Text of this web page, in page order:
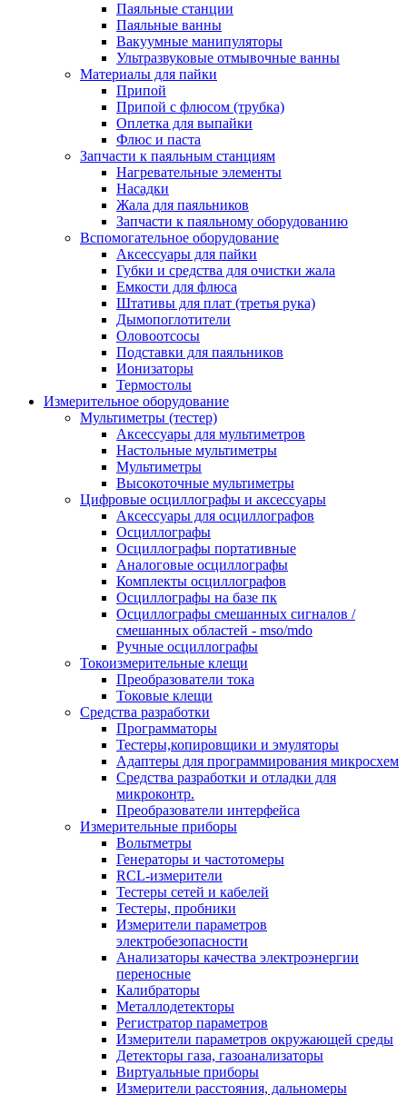
Паяльные станции
Паяльные ванны
Вакуумные манипуляторы
Ультразвуковые отмывочные ванны
Материалы для пайки
Припой
Припой с флюсом (трубка)
Оплетка для выпайки
Флюс и паста
Запчасти к паяльным станциям
Нагревательные элементы
Насадки
Жала для паяльников
Запчасти к паяльному оборудованию
Вспомогательное оборудование
Аксессуары для пайки
Губки и средства для очистки жала
Емкости для флюса
Штативы для плат (третья рука)
Дымопоглотители
Оловоотсосы
Подставки для паяльников
Ионизаторы
Термостолы
Измерительное оборудование
Мультиметры (тестер)
Аксессуары для мультиметров
Настольные мультиметры
Мультиметры
Высокоточные мультиметры
Цифровые осциллографы и аксессуары
Аксессуары для осциллографов
Осциллографы
Осциллографы портативные
Аналоговые осциллографы
Комплекты осциллографов
Осциллографы на базе пк
Осциллографы смешанных сигналов /
смешанных областей - mso/mdo
Ручные осциллографы
Токоизмерительные клещи
Преобразователи тока
Токовые клещи
Средства разработки
Программаторы
Тестеры,копировщики и эмуляторы
Адаптеры для программирования микросхем
Cредства разработки и отладки для
микроконтр.
Преобразователи интерфейса
Измерительные приборы
Вольтметры
Генераторы и частотомеры
RCL-измерители
Тестеры сетей и кабелей
Тестеры, пробники
Измерители параметров
электробезопасности
Анализаторы качества электроэнергии
переносные
Калибраторы
Металлодетекторы
Регистратор параметров
Измерители параметров окружающей среды
Детекторы газа, газоанализаторы
Виртуальные приборы
Измерители расстояния, дальномеры